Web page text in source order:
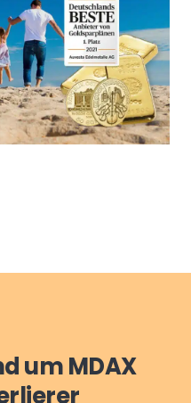
um MDAX